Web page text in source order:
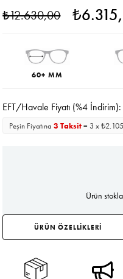
₺12.630,00
60+ MM
EFT/Havale Fiyatı (%4
Peşin Fiyatına3 Taksit= 3 x
Ürün
ÜRÜN ÖZELLİKLERİ